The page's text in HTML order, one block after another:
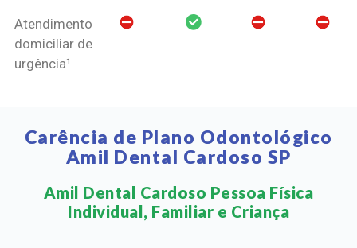
Atendimento
domiciliar de
urgência¹
Carência de Plano Odontológico
Amil Dental Cardoso SP
Amil Dental Cardoso Pessoa Física
Individual, Familiar e Criança​